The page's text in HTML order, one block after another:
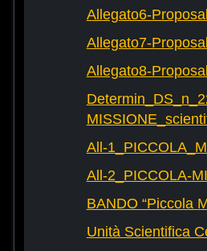
Allegato6-
Allegato7-
Allegato8-
All-
All-2_PICCOLA-
BANDO “Piccola
Unità Scientifica